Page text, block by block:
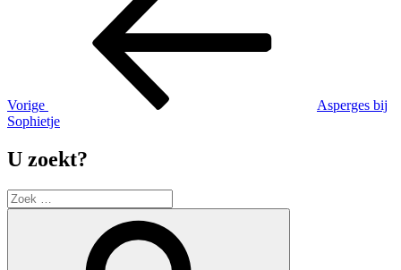
Vorige
Asperges bij
Sophietje
U zoekt?
Zoek
naar: